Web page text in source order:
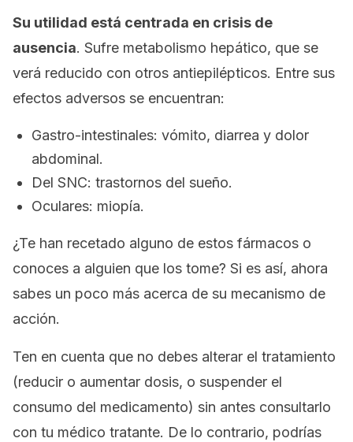
Su utilidad está centrada en crisis de
ausencia. Sufre metabolismo hepático, que se
verá reducido con otros antiepilépticos. Entre sus
efectos adversos se encuentran:
Gastro-intestinales: vómito, diarrea y dolor
abdominal.
Del SNC: trastornos del sueño.
Oculares: miopía.
¿Te han recetado alguno de estos fármacos o
conoces a alguien que los tome? Si es así, ahora
sabes un poco más acerca de su mecanismo de
acción.
Ten en cuenta que no debes alterar el tratamiento
(reducir o aumentar dosis, o suspender el
consumo del medicamento) sin antes consultarlo
con tu médico tratante. De lo contrario, podrías